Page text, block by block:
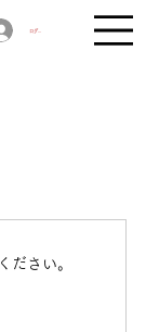
ログイン
ださい。